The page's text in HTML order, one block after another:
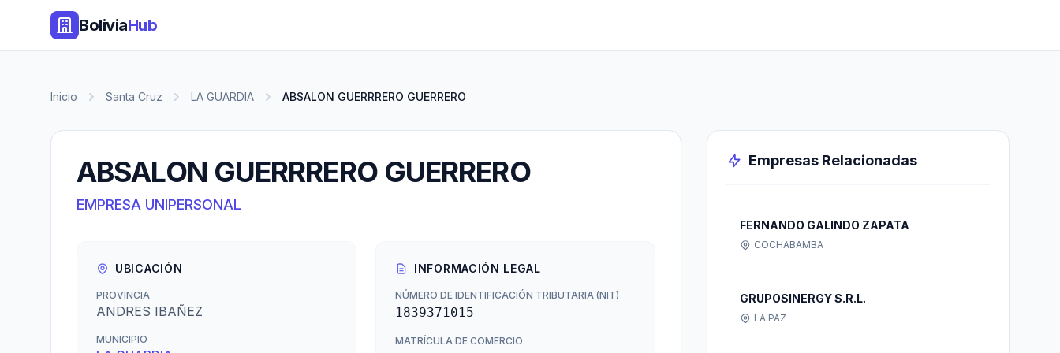
BoliviaHub
Inicio Santa Cruz LA GUARDIA ABSALON GUERRRERO GUERRERO
ABSALON GUERRRERO GUERRERO
EMPRESA UNIPERSONAL
UBICACIÓN
PROVINCIA
ANDRES IBAÑEZ
MUNICIPIO
INFORMACIÓN LEGAL
NÚMERO DE IDENTIFICACIÓN TRIBUTARIA (NIT)
1839371015
MATRÍCULA DE COMERCIO
Empresas Relacionadas
FERNANDO GALINDO ZAPATA
COCHABAMBA
GRUPOSINERGY S.R.L.
LA PAZ